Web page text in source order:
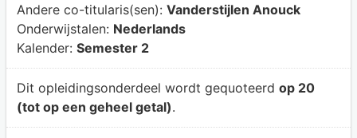
Andere co-titularis(sen): Vanderstijlen Anouck
Onderwijstalen: Nederlands
Kalender: Semester 2
Dit opleidingsonderdeel wordt gequoteerd op 20
(tot op een geheel getal).